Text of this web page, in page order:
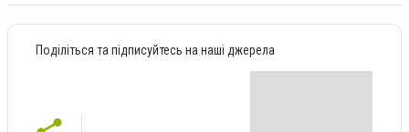
Поділіться та підписуйтесь на наші джерела